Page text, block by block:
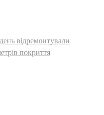
відремонтували
покриття